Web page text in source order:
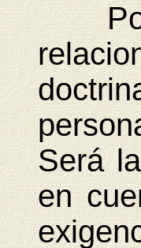
Por
Será
en